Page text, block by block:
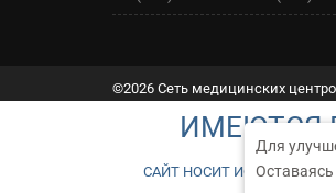
Для
Оставаясь
©2026 Сеть медицинских
ИМЕЮТСЯ
САЙТ НОСИТ